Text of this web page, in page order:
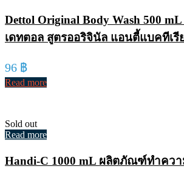
Dettol Original Body Wash 500
เดทตอล สูตรออริจินัล แอนตี้แบคทีเรี
96 ฿
Read more
Sold out
Read more
Handi-C 1000 mL ผลิตภัณฑ์ทำคว